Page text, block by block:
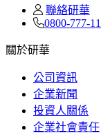
聯絡研華
0800-777-
關於研華
公司資訊
企業新聞
投資人關係
企業社會責任